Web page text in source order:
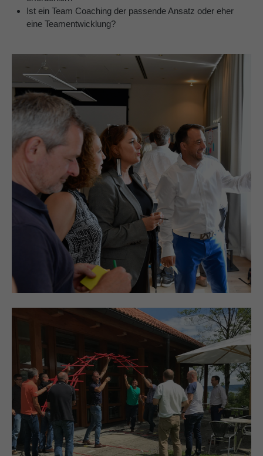
Ist ein Team Coaching der passende Ansatz oder eher
eine Teamentwicklung?